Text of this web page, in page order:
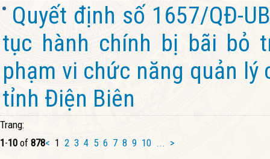
Quyết định số 1657/QĐ-
tục hành chính bị bãi bỏ
phạm vi chức năng quản
tỉnh Điện Biên
Trang:
1-10 of 878< 1 2 3 4 5 6 7 8 9 10 ... >